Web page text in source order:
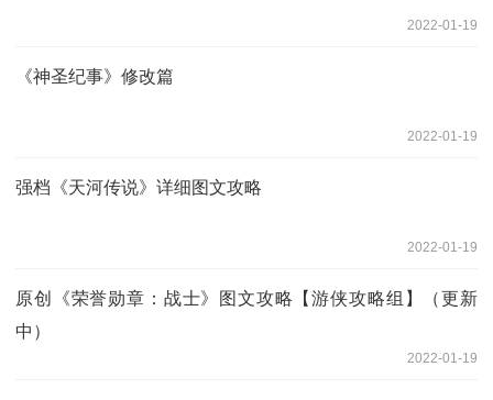
2022-01-19
《神圣纪事》修改篇
2022-01-19
强档《天河传说》详细图文攻略
2022-01-19
原创《荣誉勋章：战士》图文攻略【游侠攻略组】（更新
中）
2022-01-19